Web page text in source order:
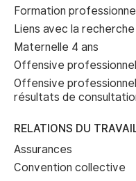
Formation
Liens avec la recherche
Maternelle 4 ans
Offensive
Offensive
résultats de
RELATIONS DU
Assurances
Convention collective